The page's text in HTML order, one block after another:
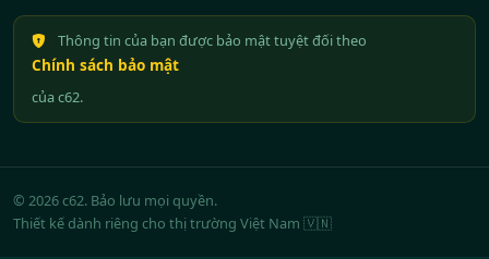
Thông tin của bạn được bảo mật tuyệt đối theo
Chính sách bảo mật
của c62.
© 2026 c62. Bảo lưu mọi quyền.
Thiết kế dành riêng cho thị trường Việt Nam 🇻🇳